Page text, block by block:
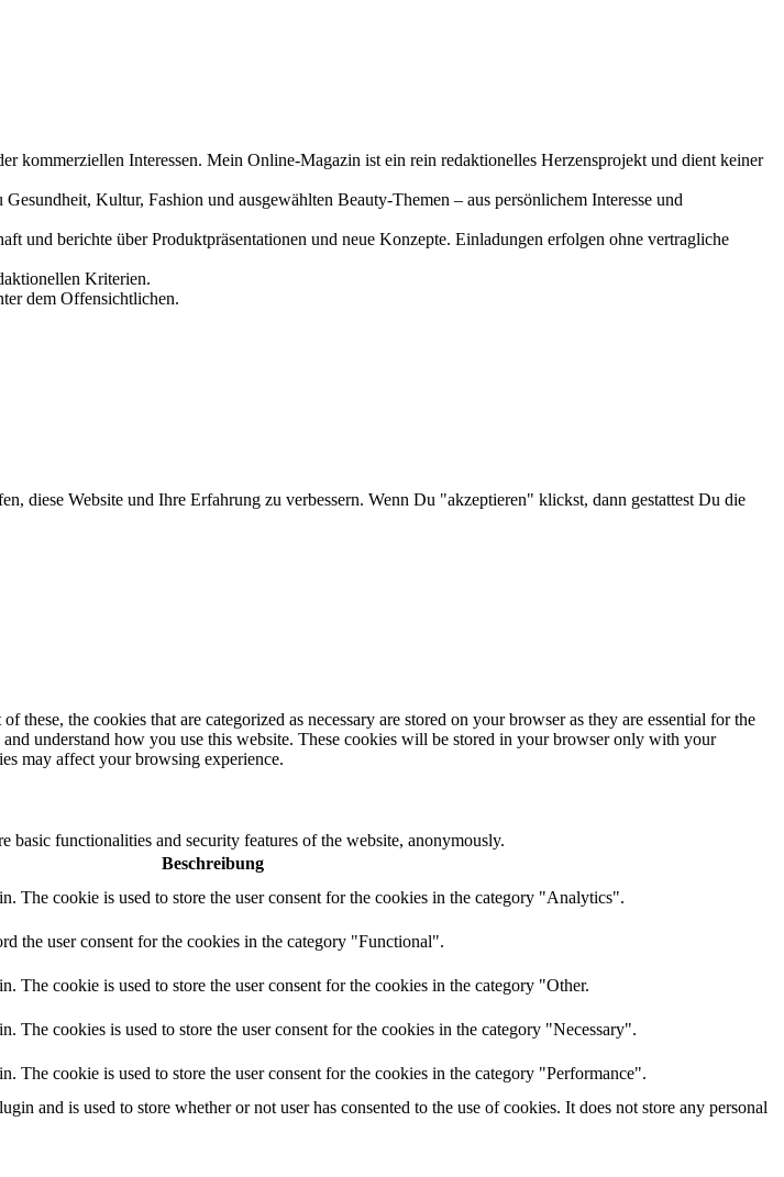
kommerziellen Interessen. Mein Online-Magazin ist ein rein redaktionelles Herzensprojekt und dient keiner
Kultur, Fashion und ausgewählten Beauty-Themen – aus persönlichem Interesse und
und berichte über Produktpräsentationen und neue Konzepte. Einladungen erfolgen ohne vertragliche
Kriterien.
dem Offensichtlichen.
diese Website und Ihre Erfahrung zu verbessern. Wenn Du "akzeptieren" klickst, dann gestattest Du die
the cookies that are categorized as necessary are stored on your browser as they are essential for the
understand how you use this website. These cookies will be stored in your browser only with your
may affect your browsing experience.
basic functionalities and security features of the website, anonymously.
Beschreibung
The cookie is used to store the user consent for the cookies in the category "Analytics".
the user consent for the cookies in the category "Functional".
The cookie is used to store the user consent for the cookies in the category "Other.
The cookies is used to store the user consent for the cookies in the category "Necessary".
The cookie is used to store the user consent for the cookies in the category "Performance".
and is used to store whether or not user has consented to the use of cookies. It does not store any personal